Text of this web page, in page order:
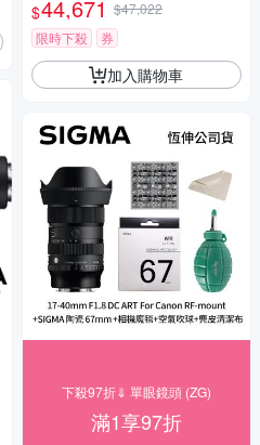
$44,671 $47,022
限時下殺
券
加入購物車
下殺97折⇓ 單眼鏡頭 (ZG)
滿1享97折